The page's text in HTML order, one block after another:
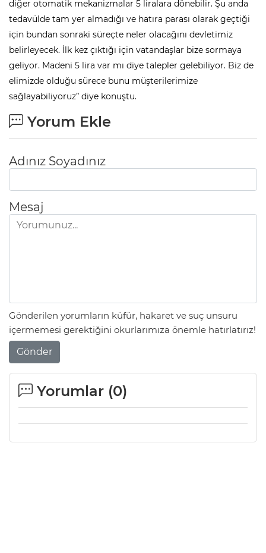
diğer otomatik mekanizmalar 5 liralara dönebilir. Şu anda
tedavülde tam yer almadığı ve hatıra parası olarak geçtiği
için bundan sonraki süreçte neler olacağını devletimiz
belirleyecek. İlk kez çıktığı için vatandaşlar bize sormaya
geliyor. Madeni 5 lira var mı diye talepler gelebiliyor. Biz de
elimizde olduğu sürece bunu müşterilerimize
sağlayabiliyoruz” diye konuştu.
Yorum Ekle
Adınız Soyadınız
Mesaj
Gönderilen yorumların küfür, hakaret ve suç unsuru
içermemesi gerektiğini okurlarımıza önemle hatırlatırız!
Gönder
Yorumlar (0)